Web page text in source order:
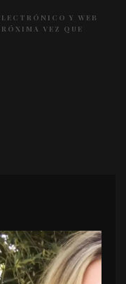
Y WEB
VEZ QUE